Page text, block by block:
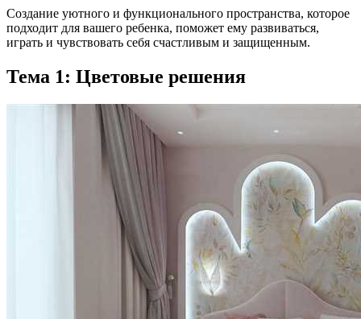
Создание уютного и функционального пространства, которое
подходит для вашего ребенка, поможет ему развиваться,
играть и чувствовать себя счастливым и защищенным.
Тема 1: Цветовые решения